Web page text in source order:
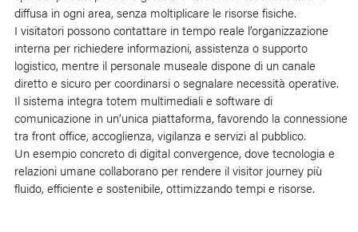
diffusa in ogni area, senza moltiplicare le risorse fisiche.
I visitatori possono contattare in tempo reale l’organizzazione
interna per richiedere informazioni, assistenza o supporto
logistico, mentre il personale museale dispone di un canale
diretto e sicuro per coordinarsi o segnalare necessità operative.
Il sistema integra totem multimediali e software di
comunicazione in un’unica piattaforma, favorendo la connessione
tra front office, accoglienza, vigilanza e servizi al pubblico.
Un esempio concreto di digital convergence, dove tecnologia e
relazioni umane collaborano per rendere il visitor journey più
fluido, efficiente e sostenibile, ottimizzando tempi e risorse.